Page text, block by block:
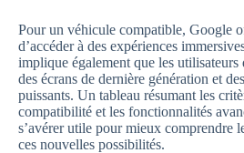
Pour un véhicule compatible, Google
d’accéder à des expériences
implique également que les utilisateurs
des écrans de dernière génération et
puissants. Un tableau résumant les
compatibilité et les fonctionnalités
s’avérer utile pour mieux comprendre
ces nouvelles possibilités.